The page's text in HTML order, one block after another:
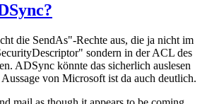
die SendAs"-Rechte aus, die ja nicht im
sondern in der ACL des
ADSync könnte das sicherlich auslesen
von Microsoft ist da auch deutlich.